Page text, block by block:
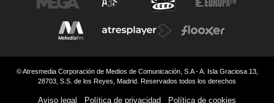
© Atresmedia Corporación de Medios de Comunicación, S.A - A. Isla Graciosa 13,
28703, S.S. de los Reyes, Madrid. Reservados todos los derechos
Aviso legal Política de privacidad Política de cookies